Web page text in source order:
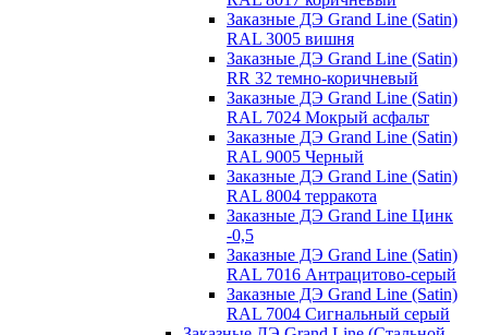
Заказные ДЭ Grand Line (Satin)
RAL 3005 вишня
Заказные ДЭ Grand Line (Satin)
RR 32 темно-коричневый
Заказные ДЭ Grand Line (Satin)
RAL 7024 Мокрый асфальт
Заказные ДЭ Grand Line (Satin)
RAL 9005 Черный
Заказные ДЭ Grand Line (Satin)
RAL 8004 терракота
Заказные ДЭ Grand Line Цинк
-0,5
Заказные ДЭ Grand Line (Satin)
RAL 7016 Антрацитово-серый
Заказные ДЭ Grand Line (Satin)
RAL 7004 Сигнальный серый